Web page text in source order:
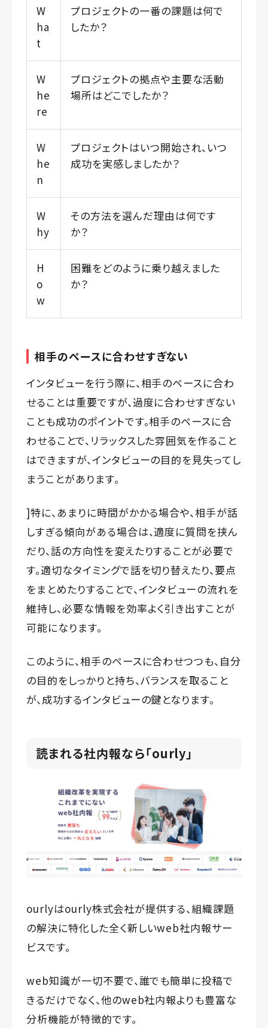
W
ha
t
プロジェクトの一番の課題は何で
したか？
W
he
re
プロジェクトの拠点や主要な活動
場所はどこでしたか？
W
he
n
プロジェクトはいつ開始され、いつ
成功を実感しましたか？
W
hy
その方法を選んだ理由は何です
か？
H
o
w
困難をどのように乗り越えました
か？
相手のペースに合わせすぎない
インタビューを行う際に、相手のペースに合わ
せることは重要ですが、過度に合わせすぎない
ことも成功のポイントです。相手のペースに合
わせることで、リラックスした雰囲気を作ること
はできますが、インタビューの目的を見失ってし
まうことがあります。
]特に、あまりに時間がかかる場合や、相手が話
しすぎる傾向がある場合は、適度に質問を挟ん
だり、話の方向性を変えたりすることが必要で
す。適切なタイミングで話を切り替えたり、要点
をまとめたりすることで、インタビューの流れを
維持し、必要な情報を効率よく引き出すことが
可能になります。
このように、相手のペースに合わせつつも、自分
の目的をしっかりと持ち、バランスを取ること
が、成功するインタビューの鍵となります。
読まれる社内報なら「ourly」
ourlyはourly株式会社が提供する、組織課題
の解決に特化した全く新しいweb社内報サー
ビスです。
web知識が一切不要で、誰でも簡単に投稿で
きるだけでなく、他のweb社内報よりも豊富な
分析機能が特徴的です。